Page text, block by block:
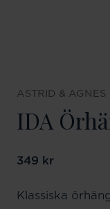
ASTRID & AGNES
IDA
Pris :349 kr
349 kr
Klassiska